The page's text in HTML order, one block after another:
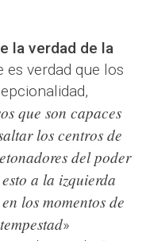
la verdad de la
es verdad que los
que son capaces
los centros de
del poder
a la izquierda
los momentos de
»